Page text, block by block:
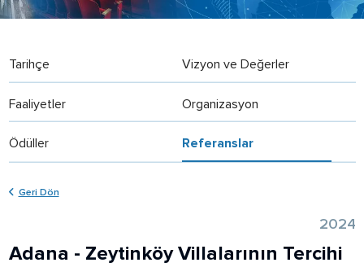
Tarihçe Vizyon ve Değerler
Faaliyetler Organizasyon
Ödüller Referanslar
Geri Dön
Adana - Zeytinköy Villalarının Tercihi
2024